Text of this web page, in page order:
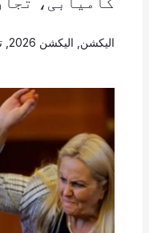
الیکشن الیکشن 2026 ,